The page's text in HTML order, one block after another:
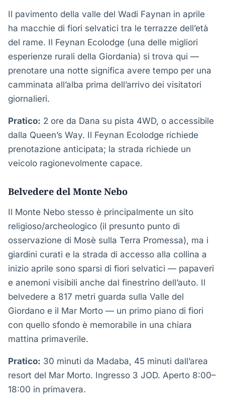
Il pavimento della valle del Wadi Faynan in aprile
ha macchie di fiori selvatici tra le terrazze dell’età
del rame. Il Feynan Ecolodge (una delle migliori
esperienze rurali della Giordania) si trova qui —
prenotare una notte significa avere tempo per una
camminata all’alba prima dell’arrivo dei visitatori
giornalieri.
Pratico: 2 ore da Dana su pista 4WD, o accessibile
dalla Queen’s Way. Il Feynan Ecolodge richiede
prenotazione anticipata; la strada richiede un
veicolo ragionevolmente capace.
Belvedere del Monte Nebo
Il Monte Nebo stesso è principalmente un sito
religioso/archeologico (il presunto punto di
osservazione di Mosè sulla Terra Promessa), ma i
giardini curati e la strada di accesso alla collina a
inizio aprile sono sparsi di fiori selvatici — papaveri
e anemoni visibili anche dal finestrino dell’auto. Il
belvedere a 817 metri guarda sulla Valle del
Giordano e il Mar Morto — un primo piano di fiori
con quello sfondo è memorabile in una chiara
mattina primaverile.
Pratico: 30 minuti da Madaba, 45 minuti dall’area
resort del Mar Morto. Ingresso 3 JOD. Aperto 8:00–
18:00 in primavera.